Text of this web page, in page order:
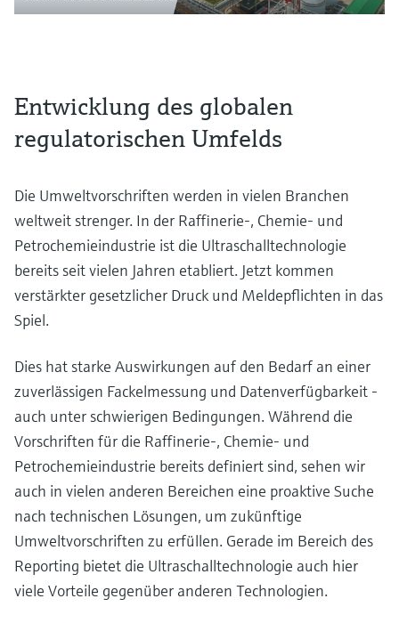
Entwicklung des globalen
regulatorischen Umfelds
Die Umweltvorschriften werden in vielen Branchen
weltweit strenger. In der Raffinerie-, Chemie- und
Petrochemieindustrie ist die Ultraschalltechnologie
bereits seit vielen Jahren etabliert. Jetzt kommen
verstärkter gesetzlicher Druck und Meldepflichten in das
Spiel.
Dies hat starke Auswirkungen auf den Bedarf an einer
zuverlässigen Fackelmessung und Datenverfügbarkeit -
auch unter schwierigen Bedingungen. Während die
Vorschriften für die Raffinerie-, Chemie- und
Petrochemieindustrie bereits definiert sind, sehen wir
auch in vielen anderen Bereichen eine proaktive Suche
nach technischen Lösungen, um zukünftige
Umweltvorschriften zu erfüllen. Gerade im Bereich des
Reporting bietet die Ultraschalltechnologie auch hier
viele Vorteile gegenüber anderen Technologien.